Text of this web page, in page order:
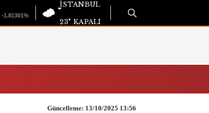
-1.81301%
İSTANBUL
23° KAPALI
Güncelleme: 13/10/2025 13:56